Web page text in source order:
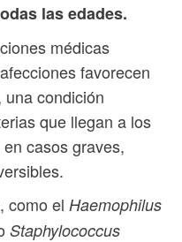
las edades.
médicas
favorecen
condición
que llegan a los
casos graves,
como el Haemophilus
Staphylococcus